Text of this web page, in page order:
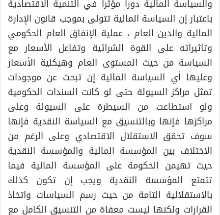
والسياسة المالية دورا مؤثرا في التنمية الاقتصادية
باعتبار إن السياسة المالية تتولى بموجب قانون الإدارة
المالية والدين العام ، عملية الإنفاق العام الحكومي
وتاثيراته على القوة الشرائية وتفاعل الأسعار مع
السياسة من حيث المستوى العام وهيكلية الأسعار
وعليها أي السياسة المالية إن تبحث عن موجودات
تمثل مراكز السيولة حتى لو كانت السندات الحكومية
ولو استطاعت من السيطرة على السيولة وعلى
مراكزها فإنها وبالتنسيق مع السياسة النقدية فإنها
سوف تحقق الاستقلال الاقتصادي وعلى الرغم من
الاختلاف بين المؤسسة المالية والمؤسسة النقدية
حيث تهيمن الحكومة على المؤسسة المالية فيما
تتمتع المؤسسة النقدية ويجب إن تكون كذلك
بالاستقلالية التامة من حيث رسم السياسات واتخاذ
القرارات ولكنها ليست معفاة من التنسيق الكامل مع